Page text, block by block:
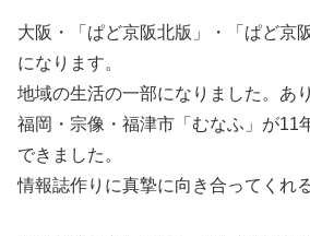
大阪・「ぱど京阪北版」・「ぱど京
になります。
地域の生活の一部になりました。あ
福岡・宗像・福津市「むなふ」が11
できました。
情報誌作りに真摯に向き合ってくれ